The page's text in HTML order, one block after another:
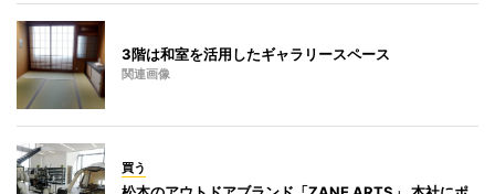
3階は和室を活用したギャラリースペース
関連画像
買う